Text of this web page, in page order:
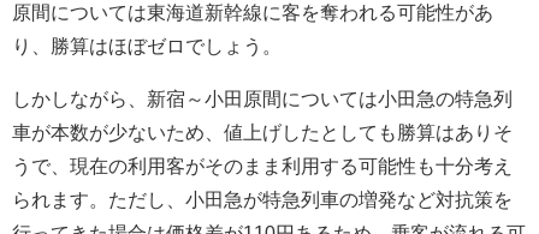
原間については東海道新幹線に客を奪われる可能性があ
り、勝算はほぼゼロでしょう。
しかしながら、新宿～小田原間については小田急の特急列
車が本数が少ないため、値上げしたとしても勝算はありそ
うで、現在の利用客がそのまま利用する可能性も十分考え
られます。ただし、小田急が特急列車の増発など対抗策を